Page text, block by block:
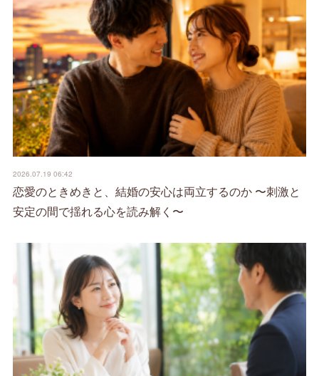
2026.07.19 06:42
恋愛のときめきと、結婚の安心は両立するのか 〜刺激と
安定の間で揺れる心を読み解く〜